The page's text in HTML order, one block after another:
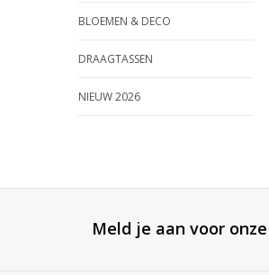
BLOEMEN & DECO
DRAAGTASSEN
NIEUW 2026
Meld je aan voor